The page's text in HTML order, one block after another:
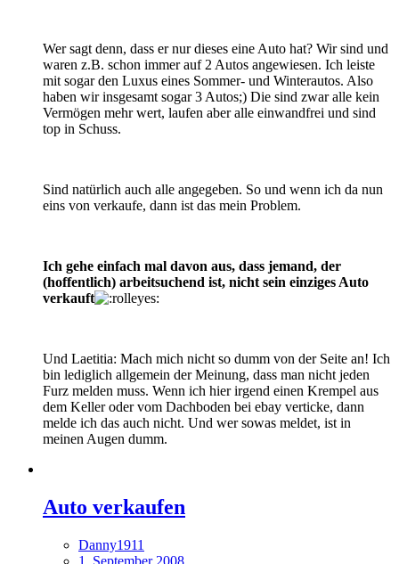
Wer sagt denn, dass er nur dieses eine Auto hat? Wir sind und
waren z.B. schon immer auf 2 Autos angewiesen. Ich leiste
mit sogar den Luxus eines Sommer- und Winterautos. Also
haben wir insgesamt sogar 3 Autos;) Die sind zwar alle kein
Vermögen mehr wert, laufen aber alle einwandfrei und sind
top in Schuss.
Sind natürlich auch alle angegeben. So und wenn ich da nun
eins von verkaufe, dann ist das mein Problem.
Ich gehe einfach mal davon aus, dass jemand, der
(hoffentlich) arbeitsuchend ist, nicht sein einziges Auto
verkauft
Und Laetitia: Mach mich nicht so dumm von der Seite an! Ich
bin lediglich allgemein der Meinung, dass man nicht jeden
Furz melden muss. Wenn ich hier irgend einen Krempel aus
dem Keller oder vom Dachboden bei ebay verticke, dann
melde ich das auch nicht. Und wer sowas meldet, ist in
meinen Augen dumm.
Auto verkaufen
Danny1911